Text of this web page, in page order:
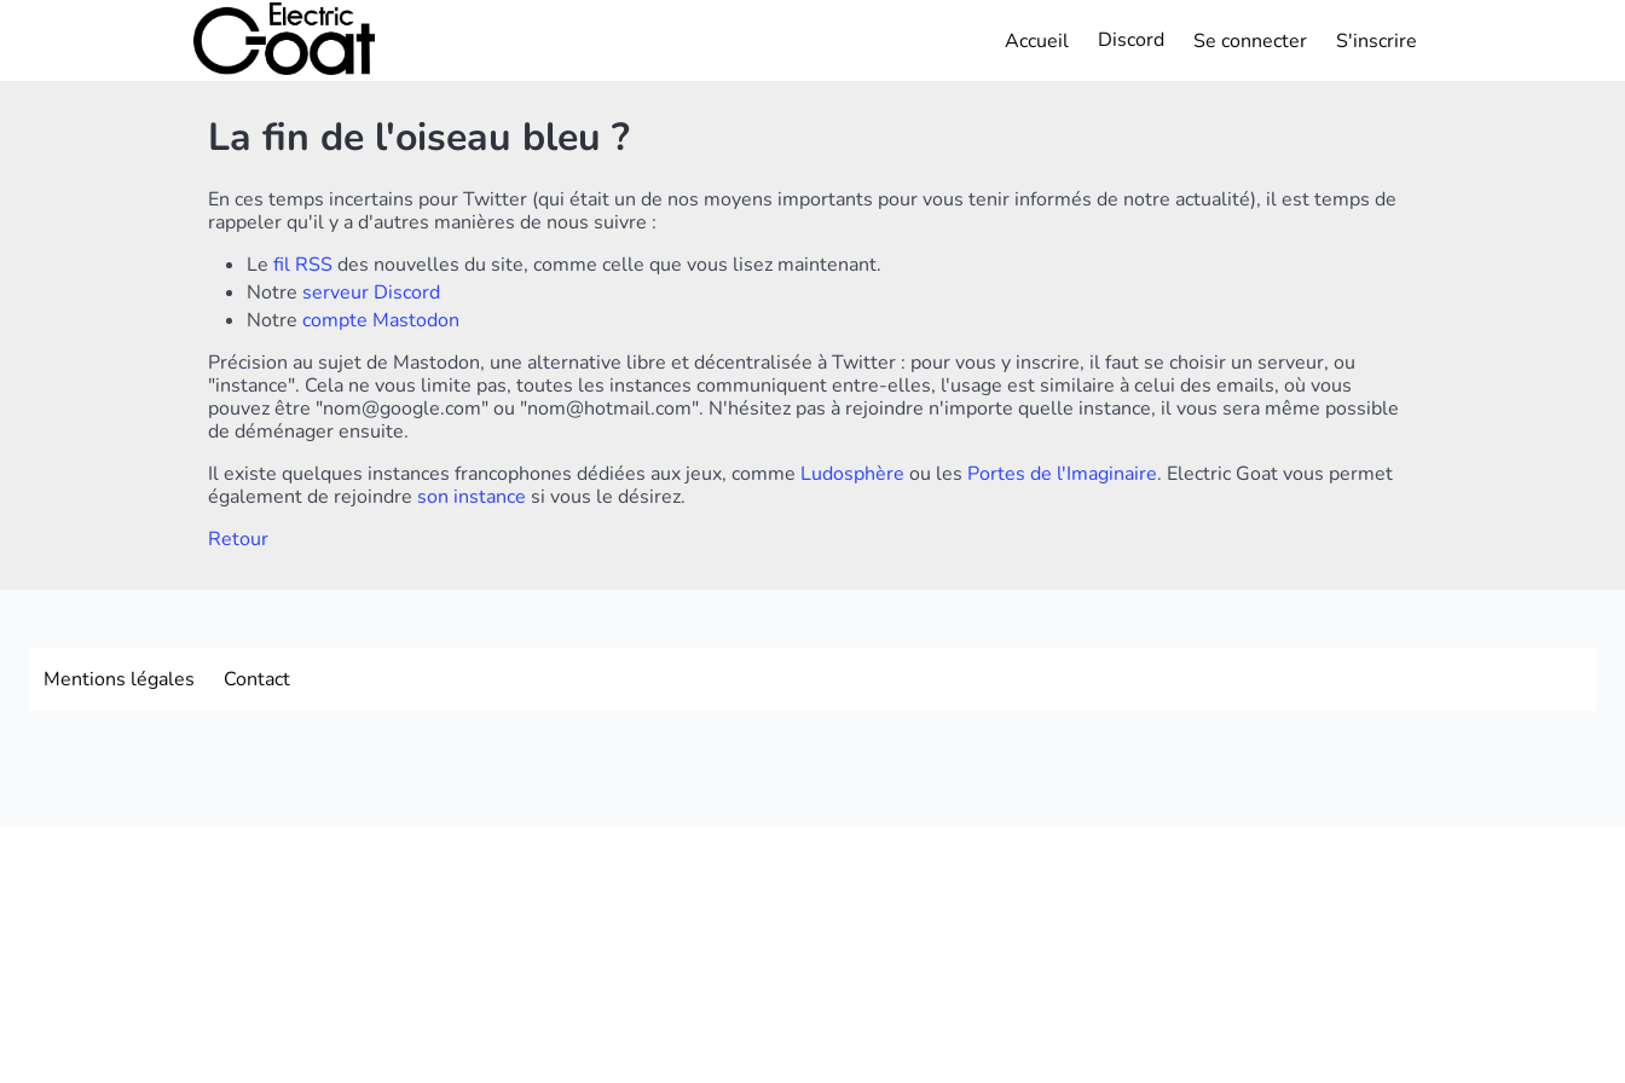
Accueil Discord Se connecter S'inscrire
La fin de l'oiseau bleu ?
En ces temps incertains pour Twitter (qui était un de nos moyens importants pour vous tenir informés de notre actualité), il est temps de
rappeler qu'il y a d'autres manières de nous suivre :
Le fil RSSdes nouvelles du site, comme celle que vous lisez maintenant.
Notre serveur Discord
Notre compte Mastodon
Précision au sujet de Mastodon, une alternative libre et décentralisée à Twitter : pour vous y inscrire, il faut se choisir un serveur, ou
"instance". Cela ne vous limite pas, toutes les instances communiquent entre-elles, l'usage est similaire à celui des emails, où vous
pouvez être "nom@google.com" ou "nom@hotmail.com". N'hésitez pas à rejoindre n'importe quelle instance, il vous sera même possible
de déménager ensuite.
Il existe quelques instances francophones dédiées aux jeux, comme Ludosphère ou les Portes de l'Imaginaire. Electric Goat vous permet
également de rejoindre son instance si vous le désirez.
Retour
Mentions légales Contact